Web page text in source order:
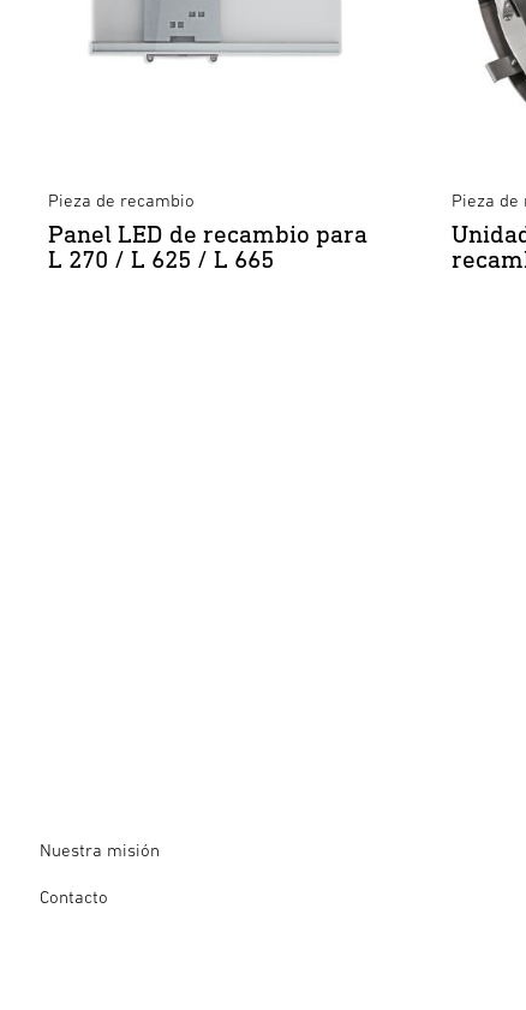
Pieza de recambio
Panel LED de recambio para
L 270 / L 625 / L 665
Pieza de
Nuestra misión
Contacto